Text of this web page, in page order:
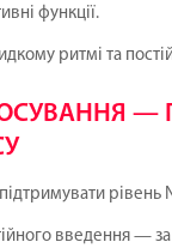
функції.
ритмі та
—
рівень
введення — за